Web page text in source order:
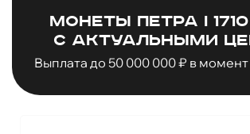
Монеты Петра I
с актуальными
Выплата до 50 000 000 ₽ в